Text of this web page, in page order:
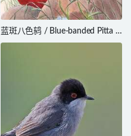
蓝斑八色鸫 / Blue-banded Pitta /
Erythropitta arquata